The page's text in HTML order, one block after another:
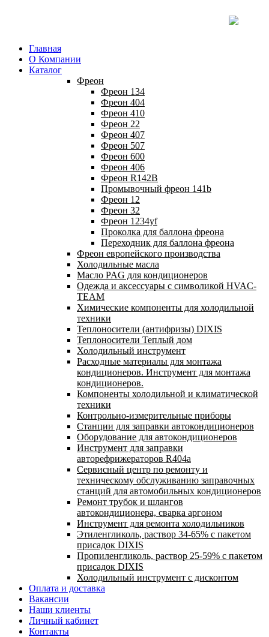
Главная
О Компании
Каталог
Фреон
Фреон 134
Фреон 404
Фреон 410
Фреон 22
Фреон 407
Фреон 507
Фреон 600
Фреон 406
Фреон R142B
Промывочный фреон 141b
Фреон 12
Фреон 32
Фреон 1234yf
Проколка для баллона фреона
Переходник для баллона фреона
Фреон европейского производства
Холодильные масла
Масло PAG для кондиционеров
Одежда и аксессуары с символикой HVAC-
TEAM
Химические компоненты для холодильной
техники
Теплоносители (антифризы) DIXIS
Теплоносители Теплый дом
Холодильный инструмент
Расходные материалы для монтажа
кондиционеров. Инструмент для монтажа
кондиционеров.
Компоненты холодильной и климатической
техники
Контрольно-измерительные приборы
Станции для заправки автокондиционеров
Оборудование для автокондиционеров
Инструмент для заправки
авторефрижераторов R404a
Сервисный центр по ремонту и
техническому обслуживанию заправочных
станций для автомобильных кондиционеров
Ремонт трубок и шлангов
автокондиционера, сварка аргоном
Инструмент для ремонта холодильников
Этиленгликоль, раствор 34-65% с пакетом
присадок DIXIS
Пропиленгликоль, раствор 25-59% с пакетом
присадок DIXIS
Холодильный инструмент с дисконтом
Оплата и доставка
Вакансии
Наши клиенты
Личный кабинет
Контакты